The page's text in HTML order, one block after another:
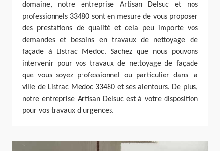
domaine, notre entreprise Artisan Delsuc et nos
professionnels 33480 sont en mesure de vous proposer
des prestations de qualité et cela peu importe vos
demandes et besoins en travaux de nettoyage de
façade à Listrac Medoc. Sachez que nous pouvons
intervenir pour vos travaux de nettoyage de façade
que vous soyez professionnel ou particulier dans la
ville de Listrac Medoc 33480 et ses alentours. De plus,
notre entreprise Artisan Delsuc est à votre disposition
pour vos travaux d’urgences.